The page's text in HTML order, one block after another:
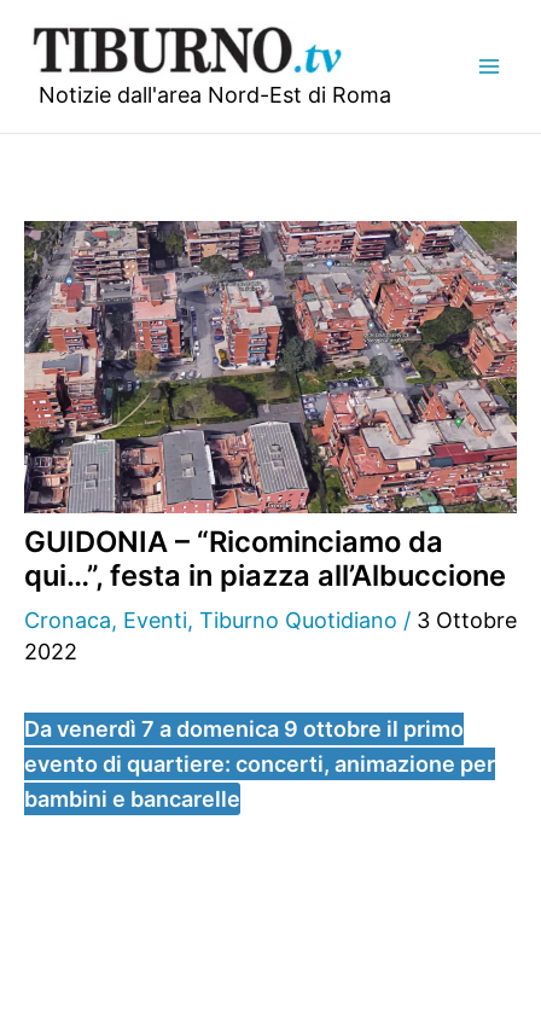
contenuto
Notizie dall'area Nord-Est di Roma
GUIDONIA – “Ricominciamo da
qui…”, festa in piazza all’Albuccione
Cronaca, Eventi, Tiburno Quotidiano / 3 Ottobre
2022
Da venerdì 7 a domenica 9 ottobre il primo
evento di quartiere: concerti, animazione per
bambini e bancarelle